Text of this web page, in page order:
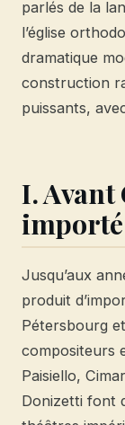
parlés de la
l’église
dramatique
construction
puissants,
I. Avant
importé
Jusqu’aux
produit
Pétersbourg
compositeurs
Paisiello,
Donizetti font